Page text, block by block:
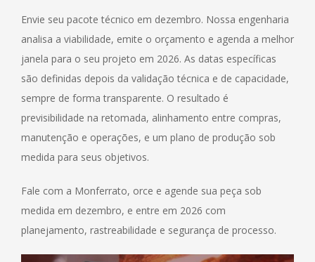
Envie seu pacote técnico em dezembro. Nossa engenharia
analisa a viabilidade, emite o orçamento e agenda a melhor
janela para o seu projeto em 2026. As datas específicas
são definidas depois da validação técnica e de capacidade,
sempre de forma transparente. O resultado é
previsibilidade na retomada, alinhamento entre compras,
manutenção e operações, e um plano de produção sob
medida para seus objetivos.
Fale com a Monferrato, orce e agende sua peça sob
medida em dezembro, e entre em 2026 com
planejamento, rastreabilidade e segurança de processo.